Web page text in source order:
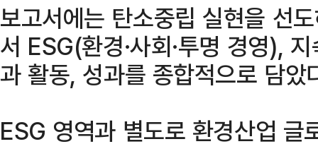
보고서에는 탄소중립 실현을 선
서 ESG(환경·사회·투명 경영),
과 활동, 성과를 종합적으로 담았
ESG 영역과 별도로 환경산업